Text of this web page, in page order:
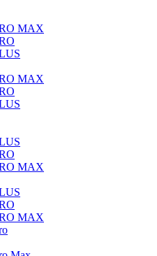
MAX
MAX
MAX
MAX